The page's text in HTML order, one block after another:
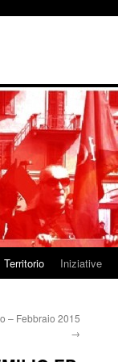
Territorio Iniziative
– Febbraio 2015
→